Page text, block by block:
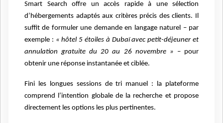
Smart Search offre un accès rapide à une sélection
d’hébergements adaptés aux critères précis des clients. Il
suffit de formuler une demande en langage naturel – par
exemple : « hôtel 5 étoiles à Dubaï avec petit-déjeuner et
annulation gratuite du 20 au 26 novembre » – pour
obtenir une réponse instantanée et ciblée.
Fini les longues sessions de tri manuel : la plateforme
comprend l’intention globale de la recherche et propose
directement les options les plus pertinentes.